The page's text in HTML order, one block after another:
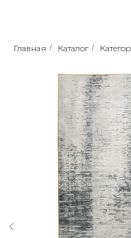
Главная / Каталог /